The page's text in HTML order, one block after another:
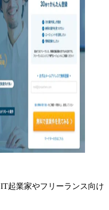
IT起業家やフリーランス向け